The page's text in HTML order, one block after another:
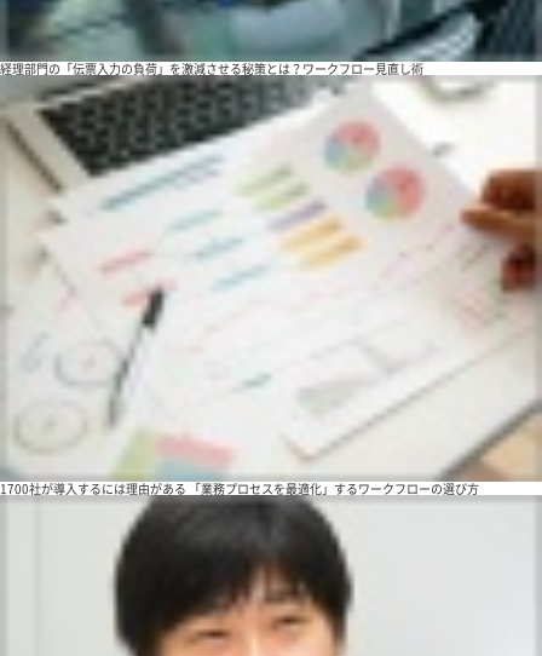
経理部門の「伝票入力の負荷」を激減させる秘策とは？ワークフロー見直し術
1700社が導入するには理由がある 「業務プロセスを最適化」するワークフローの選び方